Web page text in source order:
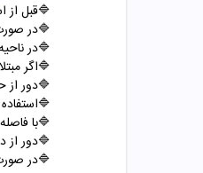
🔷قبل از
🔷در
🔷در
🔷اگر
🔷دور از
🔷
🔷با فاصله 15 سانتی متر از زیر بغل استفاده شود
🔷دور از
🔷در